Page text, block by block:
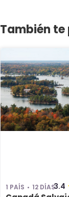
También te
1 PAÍS 12 DÍAS3.4